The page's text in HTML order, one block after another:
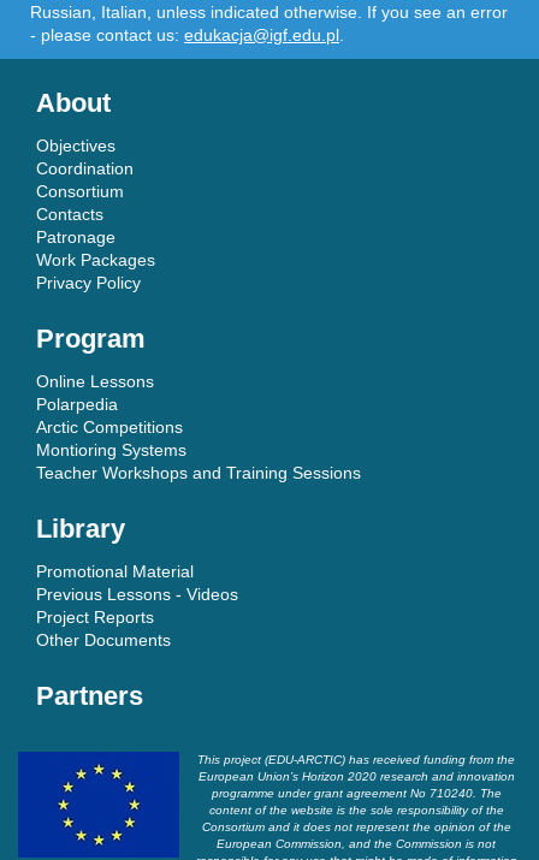
Russian, Italian, unless indicated otherwise. If you see an error
- please contact us: edukacja@igf.edu.pl
About
Objectives
Coordination
Consortium
Contacts
Patronage
Work Packages
Privacy Policy
Program
Online Lessons
Polarpedia
Arctic Competitions
Montioring Systems
Teacher Workshops and Training Sessions
Library
Promotional Material
Previous Lessons - Videos
Project Reports
Other Documents
Partners
This project (EDU-ARCTIC) has received funding from the
European Union’s Horizon 2020 research and innovation
programme under grant agreement No 710240. The
content of the website is the sole responsibility of the
Consortium and it does not represent the opinion of the
European Commission, and the Commission is not